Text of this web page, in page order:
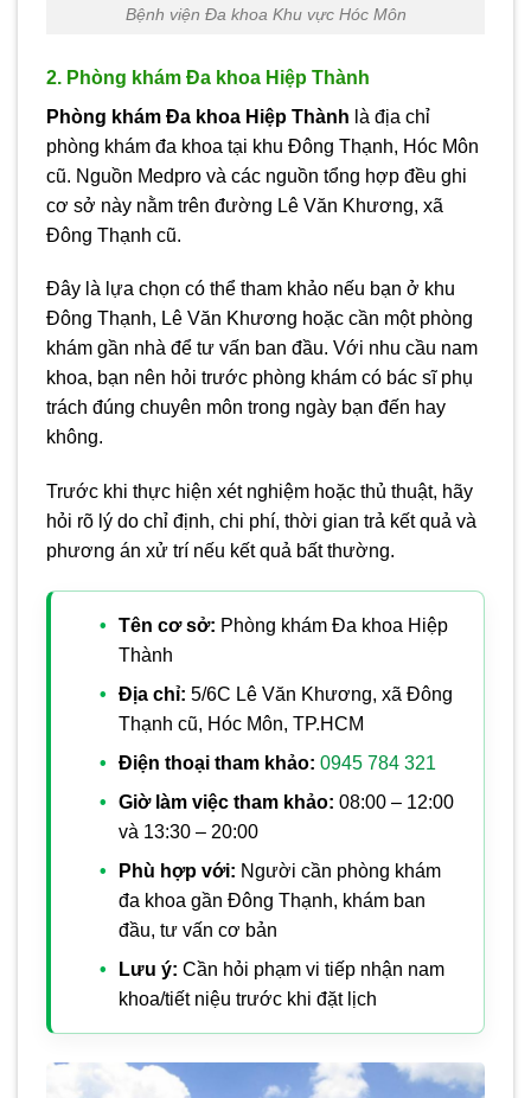
Bệnh viện Đa khoa Khu vực Hóc Môn
2. Phòng khám Đa khoa Hiệp Thành
Phòng khám Đa khoa Hiệp Thành là địa chỉ
phòng khám đa khoa tại khu Đông Thạnh, Hóc Môn
cũ. Nguồn Medpro và các nguồn tổng hợp đều ghi
cơ sở này nằm trên đường Lê Văn Khương, xã
Đông Thạnh cũ.
Đây là lựa chọn có thể tham khảo nếu bạn ở khu
Đông Thạnh, Lê Văn Khương hoặc cần một phòng
khám gần nhà để tư vấn ban đầu. Với nhu cầu nam
khoa, bạn nên hỏi trước phòng khám có bác sĩ phụ
trách đúng chuyên môn trong ngày bạn đến hay
không.
Trước khi thực hiện xét nghiệm hoặc thủ thuật, hãy
hỏi rõ lý do chỉ định, chi phí, thời gian trả kết quả và
phương án xử trí nếu kết quả bất thường.
Tên cơ sở: Phòng khám Đa khoa Hiệp
Thành
Địa chỉ: 5/6C Lê Văn Khương, xã Đông
Thạnh cũ, Hóc Môn, TP.HCM
Điện thoại tham khảo: 0945 784 321
Giờ làm việc tham khảo: 08:00 – 12:00
và 13:30 – 20:00
Phù hợp với: Người cần phòng khám
đa khoa gần Đông Thạnh, khám ban
đầu, tư vấn cơ bản
Lưu ý: Cần hỏi phạm vi tiếp nhận nam
khoa/tiết niệu trước khi đặt lịch